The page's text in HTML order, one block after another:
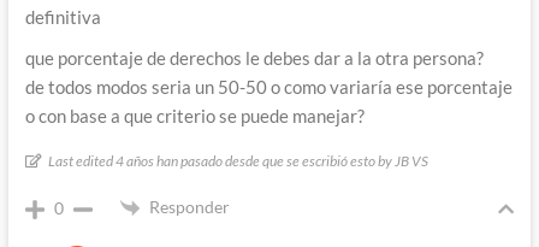
definitiva
que porcentaje de derechos le debes dar a la otra persona?
de todos modos seria un 50-50 o como variaría ese porcentaje
o con base a que criterio se puede manejar?
Last edited 4 años han pasado desde que se escribió esto by JB VS
0 Responder